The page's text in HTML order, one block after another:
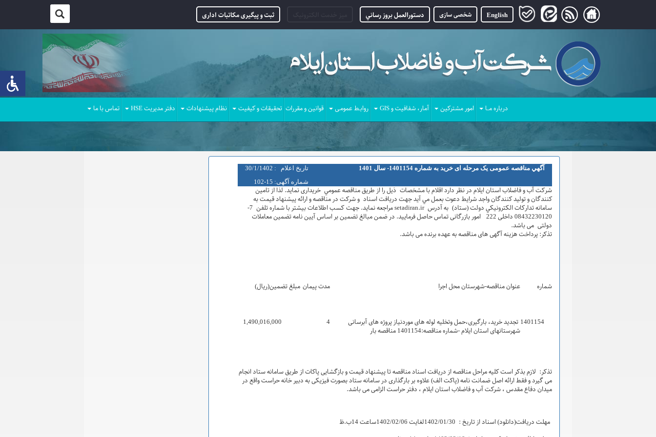
English شخصی سازی دستورالعمل بروز رساني ثبت و پیگیری مکاتبات اداری
درباره مــا امور مشترکین آمار، شفافیت و GIS روابـط عمومـی قوانین و مقررات تحقیقات و کیفیت نظام پیشنهادات دفتر مدیریت HSE تماس با ما
آگهي مناقصه عمومی یک مرحله ای خرید به شماره 1401154- سال 1401
تاریخ اعلام : 30/1/1402
شماره آگهی: 15-102
شركت آب و فاضلاب استان ايلام در نظر دارد اقلام با مشخصات ذیل را از طريق مناقصه عمومي خریداری نماید. لذا از تامین
کنندگان و تولید کنندگان واجد شرايط دعوت بعمل مي آيد جهت دريافت اسناد و شرکت در مناقصه و ارائه پیشنهاد قیمت به
سامانه تداركات الكترونيكي دولت (ستاد) به آدرس setadiran.ir مراجعه نماید. جهت كسب اطلاعات بيشتر با شماره تلفن 7-
08432230120 داخلی 222 امور بازرگانی تماس حاصل فرماييد. در ضمن مبالغ تضمین بر اساس آیین نامه تضمین معاملات
دولتی می باشد.
تذکر: پرداخت هزینه آگهی های مناقصه به عهده برنده می باشد.
شماره عنوان مناقصه-شهرستان محل اجرا مدت پیمان مبلغ تضمین(ریال)
1401154 تجدید خرید، بارگیری،حمل وتخلیه لوله های موردنیاز پروژه های آبرسانی
شهرستانهای استان ایلام -شماره مناقصه:1401154 مناقصه بار
4
1,490,016,000
تذکر: لازم بذکر است کلیه مراحل مناقصه از دریافت اسناد مناقصه تا پیشنهاد قیمت و بازگشایی پاکات از طریق سامانه ستاد انجام
می گیرد و فقط ارائه اصل ضمانت نامه (پاکت الف) علاوه بر بارگذاری در سامانه ستاد بصورت فیزیکی به دبیر خانه حراست واقع در
میدان دفاع مقدس ، شرکت آب و فاضلاب استان ایلام ، دفتر حراست الزامی می باشد.
مهلت دریافت(دانلود) اسناد از تاریخ : 1402/01/30لغایت 1402/02/06ساعت 14ب.ظ